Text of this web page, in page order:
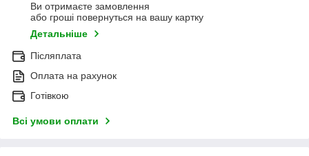
Ви отримаєте замовлення
або гроші повернуться на вашу картку
Детальніше
Післяплата
Оплата на рахунок
Готівкою
Всі умови оплати